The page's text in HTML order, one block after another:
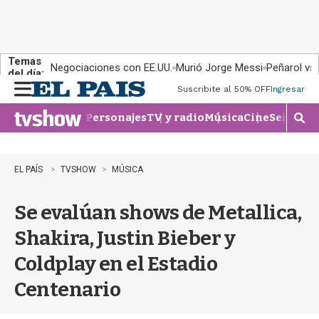
Temas
del día: Negociaciones con EE.UU. Murió Jorge Messi Peñarol
n
u
Suscribite al 50% OFFIngresar
PersonajesTV y radioMúsicaCineSeries
M
o
b
EL PAÍS TVSHOW MÚSICA
Se evalúan shows de Metallica,
Shakira, Justin Bieber y
Coldplay en el Estadio
Centenario